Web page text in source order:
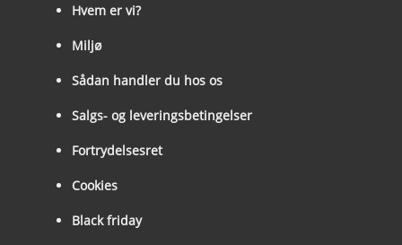
Hvem er vi?
Miljø
Sådan handler du hos os
Salgs- og leveringsbetingelser
Fortrydelsesret
Cookies
Black friday